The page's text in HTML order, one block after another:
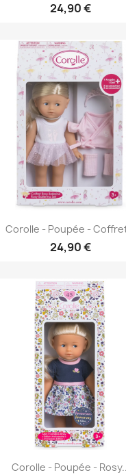
24,90 €
Corolle - Poupée -
24,90 €
Corolle - Poupée -